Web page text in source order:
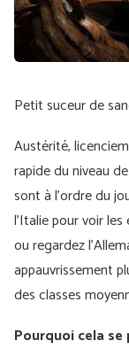
Petit suceur de
Austérité,
rapide du niveau
sont à l'ordre du
l'Italie pour voir
ou regardez
appauvrissement
des classes
Pourquoi cela